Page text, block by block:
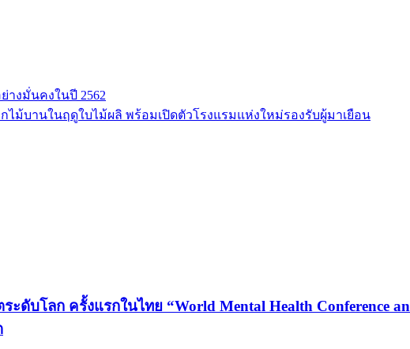
างมั่นคงในปี 2562
ม้บานในฤดูใบไม้ผลิ พร้อมเปิดตัวโรงแรมแห่งใหม่รองรับผู้มาเยือน
ดับโลก ครั้งแรกในไทย “World Mental Health Conference